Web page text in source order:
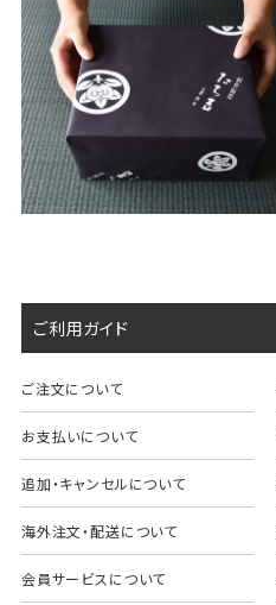
ご利用ガイド
ご注文について
お支払いについて
追加・キャンセルについて
海外注文・配送について
会員サービスについて